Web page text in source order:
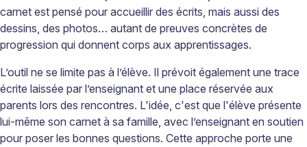
carnet est pensé pour accueillir des écrits, mais aussi des
dessins, des photos… autant de preuves concrètes de
progression qui donnent corps aux apprentissages.
L’outil ne se limite pas à l’élève. Il prévoit également une trace
écrite laissée par l’enseignant et une place réservée aux
parents lors des rencontres. L'idée, c'est que l'élève présente
lui-même son carnet à sa famille, avec l’enseignant en soutien
pour poser les bonnes questions. Cette approche porte une